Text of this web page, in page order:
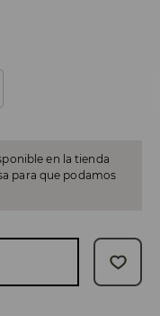
en la tienda
para que podamos